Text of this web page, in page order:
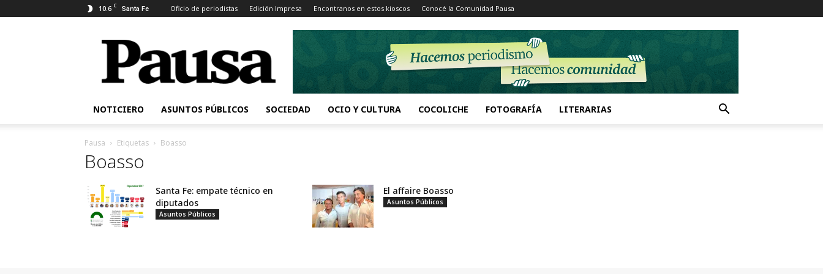
10.6 C Santa Fe Oficio de periodistas Edición Impresa Encontranos en estos kioscos Conocé la Comunidad Pausa
Pausa
NOTICIERO ASUNTOS PÚBLICOS SOCIEDAD OCIO Y CULTURA COCOLICHE FOTOGRAFÍA LITERARIAS
Pausa Etiquetas Boasso
Boasso
Santa Fe: empate técnico en
diputados
Asuntos Públicos
El affaire Boasso
Asuntos Públicos